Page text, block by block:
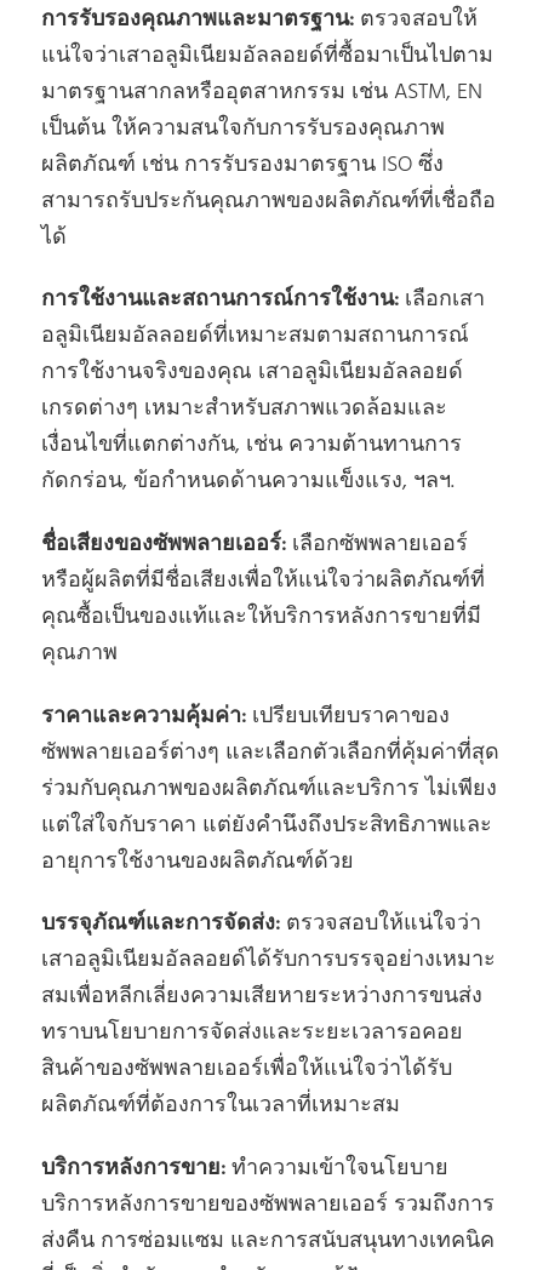
การรับรองคุณภาพและมาตรฐาน: ตรวจสอบให้
แน่ใจว่าเสาอลูมิเนียมอัลลอยด์ที่ซื้อมาเป็นไปตาม
มาตรฐานสากลหรืออุตสาหกรรม เช่น ASTM, EN
เป็นต้น ให้ความสนใจกับการรับรองคุณภาพ
ผลิตภัณฑ์ เช่น การรับรองมาตรฐาน ISO ซึ่ง
สามารถรับประกันคุณภาพของผลิตภัณฑ์ที่เชื่อถือ
ได้
การใช้งานและสถานการณ์การใช้งาน: เลือกเสา
อลูมิเนียมอัลลอยด์ที่เหมาะสมตามสถานการณ์
การใช้งานจริงของคุณ เสาอลูมิเนียมอัลลอยด์
เกรดต่างๆ เหมาะสําหรับสภาพแวดล้อมและ
เงื่อนไขที่แตกต่างกัน, เช่น ความต้านทานการ
กัดกร่อน, ข้อกําหนดด้านความแข็งแรง, ฯลฯ.
ชื่อเสียงของซัพพลายเออร์: เลือกซัพพลายเออร์
หรือผู้ผลิตที่มีชื่อเสียงเพื่อให้แน่ใจว่าผลิตภัณฑ์ที่
คุณซื้อเป็นของแท้และให้บริการหลังการขายที่มี
คุณภาพ
ราคาและความคุ้มค่า: เปรียบเทียบราคาของ
ซัพพลายเออร์ต่างๆ และเลือกตัวเลือกที่คุ้มค่าที่สุด
ร่วมกับคุณภาพของผลิตภัณฑ์และบริการ ไม่เพียง
แต่ใส่ใจกับราคา แต่ยังคํานึงถึงประสิทธิภาพและ
อายุการใช้งานของผลิตภัณฑ์ด้วย
บรรจุภัณฑ์และการจัดส่ง: ตรวจสอบให้แน่ใจว่า
เสาอลูมิเนียมอัลลอยด์ได้รับการบรรจุอย่างเหมาะ
สมเพื่อหลีกเลี่ยงความเสียหายระหว่างการขนส่ง
ทราบนโยบายการจัดส่งและระยะเวลารอคอย
สินค้าของซัพพลายเออร์เพื่อให้แน่ใจว่าได้รับ
ผลิตภัณฑ์ที่ต้องการในเวลาที่เหมาะสม
บริการหลังการขาย:ทําความเข้าใจนโยบาย
บริการหลังการขายของซัพพลายเออร์ รวมถึงการ
ส่งคืน การซ่อมแซม และการสนับสนุนทางเทคนิค